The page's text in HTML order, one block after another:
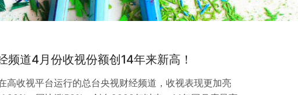
频道4月份收视份额创14年来新高！
高收视平台运行的总台央视财经频道，收视表现更加亮